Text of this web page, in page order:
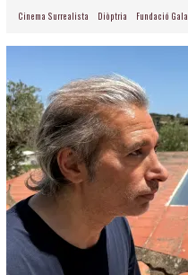
Cinema Surrealista Diòptria Fundació